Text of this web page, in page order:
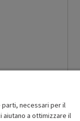
necessari per il
aiutano a ottimizzare il